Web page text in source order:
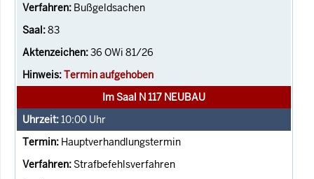
Bußgeldsachen
83
36 OWi 81/26
Termin aufgehoben
Im Saal N 117 NEUBAU
10:00 Uhr
Hauptverhandlungstermin
Strafbefehlsverfahren